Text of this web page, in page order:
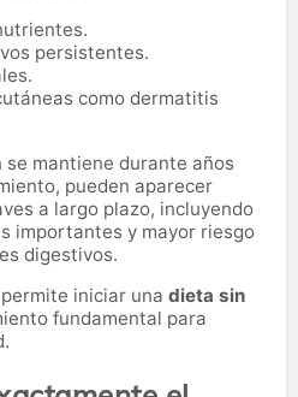
persistentes.
como dermatitis
se mantiene durante años
pueden aparecer
a largo plazo, incluyendo
importantes y mayor riesgo
digestivos.
iniciar una dieta sin
fundamental para